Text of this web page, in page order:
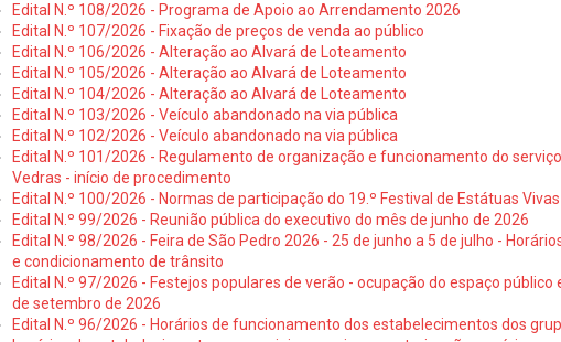
Edital N.º 108/2026 - Programa de Apoio ao Arrendamento 2026
Edital N.º 107/2026 - Fixação de preços de venda ao público
Edital N.º 106/2026 - Alteração ao Alvará de Loteamento
Edital N.º 105/2026 - Alteração ao Alvará de Loteamento
Edital N.º 104/2026 - Alteração ao Alvará de Loteamento
Edital N.º 103/2026 - Veículo abandonado na via pública
Edital N.º 102/2026 - Veículo abandonado na via pública
Edital N.º 101/2026 - Regulamento de organização e funcionamento do
Vedras - início de procedimento
Edital N.º 100/2026 - Normas de participação do 19.º Festival de Estátuas
Edital N.º 99/2026 - Reunião pública do executivo do mês de junho de 2026
Edital N.º 98/2026 - Feira de São Pedro 2026 - 25 de junho a 5 de julho -
e condicionamento de trânsito
Edital N.º 97/2026 - Festejos populares de verão - ocupação do espaço público
de setembro de 2026
Edital N.º 96/2026 - Horários de funcionamento dos estabelecimentos dos